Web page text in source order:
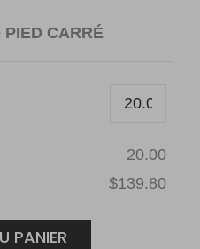
PIED CARRÉ
20.00
$139.80
PANIER